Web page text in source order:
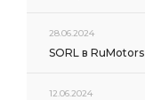
28.06.2024
SORL в RuMotors
12.06.2024